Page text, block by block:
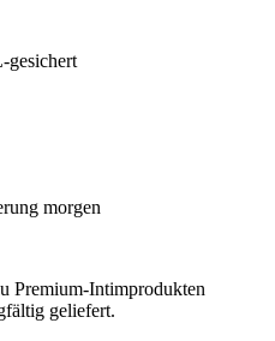
morgen
Premium-Intimprodukten
geliefert.